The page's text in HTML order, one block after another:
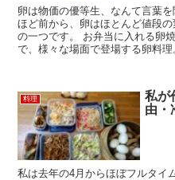
卵は物価の優等生、なんて言葉
ほど前から、卵はほとんど値段
の一つです。 お弁当に入れる卵
で、様々な場面で登場する卵料理
料理
私が
由・
私は去年の4月からほぼフルタイ